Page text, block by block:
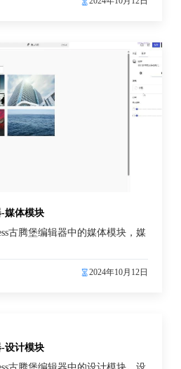
媒体模块
古腾堡编辑器中的媒体模块，媒
2024年10月12日
设计模块